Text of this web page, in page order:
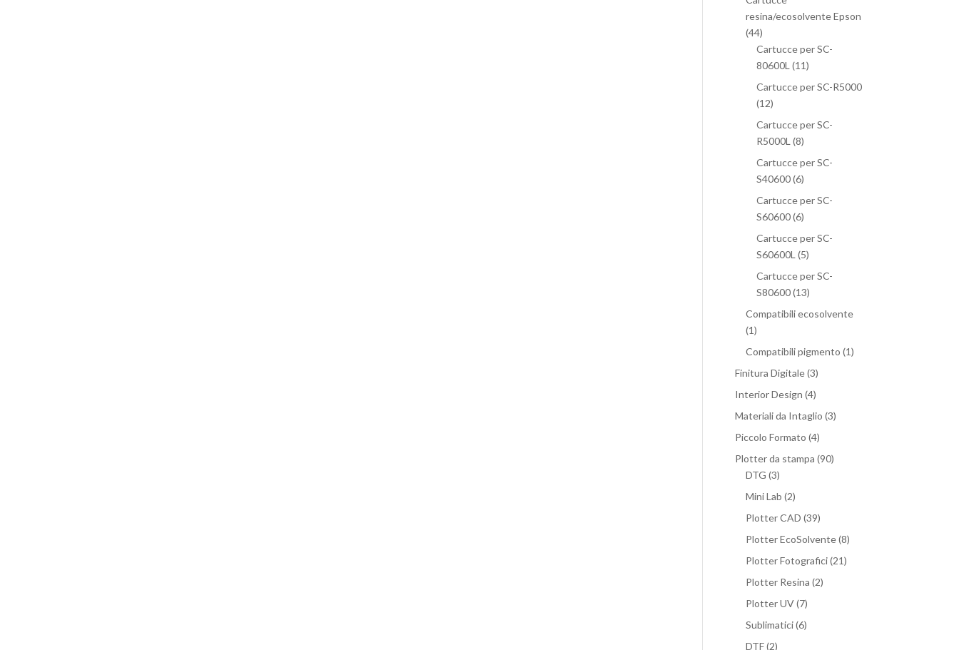
resina/ecosolvente Epson
(44)
Cartucce per SC-
80600L (11)
Cartucce per SC-R5000
(12)
Cartucce per SC-
R5000L (8)
Cartucce per SC-
S40600(6)
Cartucce per SC-
S60600(6)
Cartucce per SC-
S60600L (5)
Cartucce per SC-
S80600(13)
Compatibili ecosolvente
(1)
Compatibili pigmento (1)
Finitura Digitale(3)
Interior Design (4)
Materiali da Intaglio (3)
Piccolo Formato (4)
Plotter da stampa (90)
DTG (3)
Mini Lab (2)
Plotter CAD (39)
Plotter EcoSolvente(8)
Plotter Fotografici(21)
Plotter Resina (2)
Plotter UV(7)
Sublimatici(6)
DTF(2)